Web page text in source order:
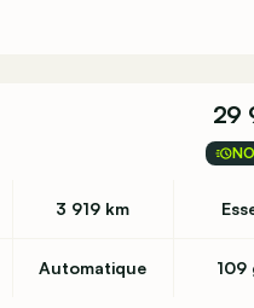
29
3 919 km
Automatique 109